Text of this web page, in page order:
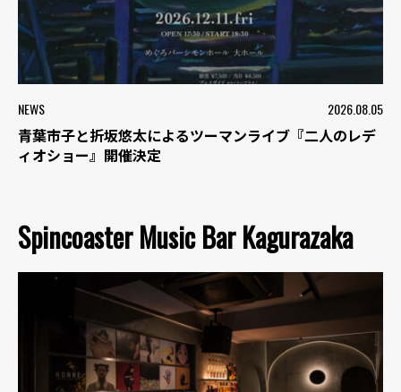
NEWS 2026.08.05
青葉市子と折坂悠太によるツーマンライブ『二人のレデ
ィオショー』開催決定
Spincoaster Music Bar Kagurazaka